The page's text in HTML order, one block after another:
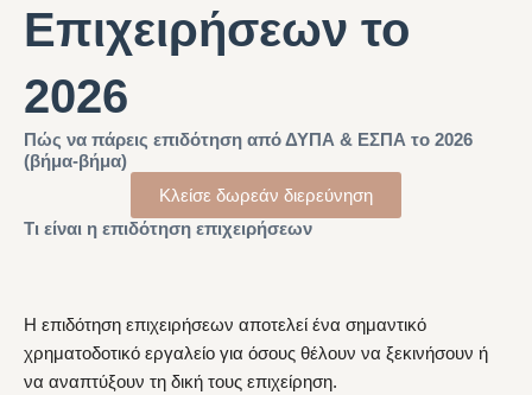
Επιχειρήσεων το
2026
Πώς να πάρεις επιδότηση από ΔΥΠΑ & ΕΣΠΑ το 2026
(βήμα-βήμα)
Κλείσε δωρεάν διερεύνηση
Τι είναι η επιδότηση επιχειρήσεων
Η επιδότηση επιχειρήσεων αποτελεί ένα σημαντικό
χρηματοδοτικό εργαλείο για όσους θέλουν να ξεκινήσουν ή
να αναπτύξουν τη δική τους επιχείρηση.